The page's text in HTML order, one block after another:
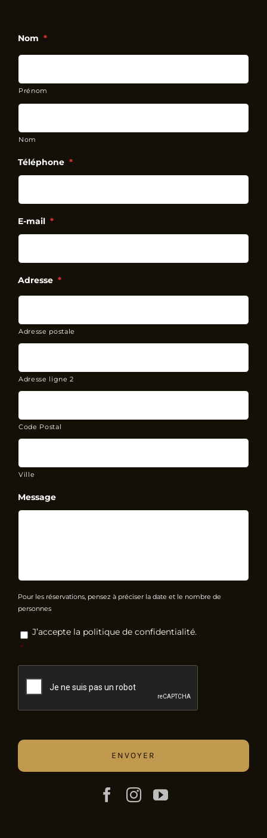
Nom *
Prénom
Nom
Téléphone *
E-mail *
Adresse *
Adresse postale
Adresse ligne 2
Code Postal
Ville
Message
Pour les réservations, pensez à préciser la date et le nombre de
personnes
RGPD *
J’accepte la politique de confidentialité.
*